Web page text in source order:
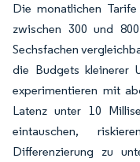
Die monatlichen
zwischen 300 und
Sechsfachen
die Budgets kleinerer
experimentieren mit
Latenz unter 10
eintauschen,
Differenzierung zu